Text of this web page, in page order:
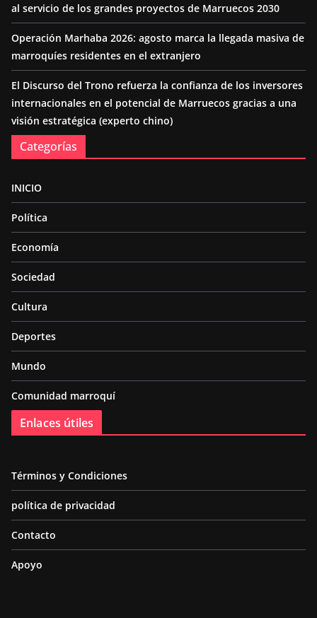
al servicio de los grandes proyectos de Marruecos 2030
Operación Marhaba 2026: agosto marca la llegada masiva de
marroquíes residentes en el extranjero
El Discurso del Trono refuerza la confianza de los inversores
internacionales en el potencial de Marruecos gracias a una
visión estratégica (experto chino)
Categorías
INICIO
Política
Economía
Sociedad
Cultura
Deportes
Mundo
Comunidad marroquí
Enlaces útiles
Términos y Condiciones
política de privacidad
Contacto
Apoyo